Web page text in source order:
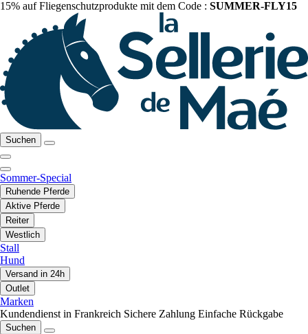
15% auf Fliegenschutzprodukte mit dem Code : SUMMER-FLY15
Suchen
Sommer-Special
Ruhende Pferde
Aktive Pferde
Reiter
Westlich
Stall
Hund
Versand in 24h
Outlet
Marken
Kundendienst in Frankreich Sichere Zahlung Einfache Rückgabe
Suchen